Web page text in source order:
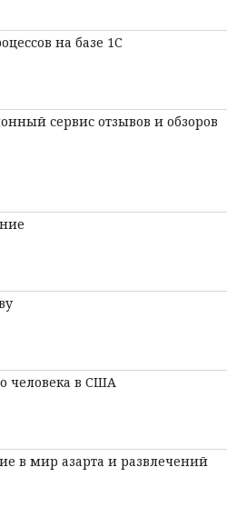
на базе 1С
сервис отзывов и обзоров
человека в США
в мир азарта и развлечений